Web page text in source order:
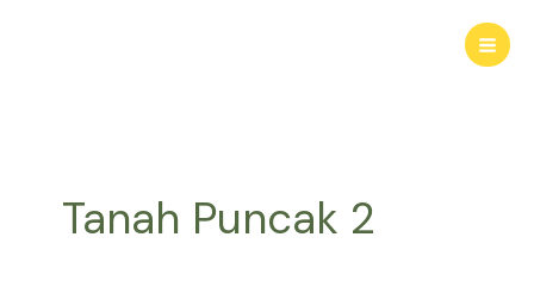
Tanah Puncak 2